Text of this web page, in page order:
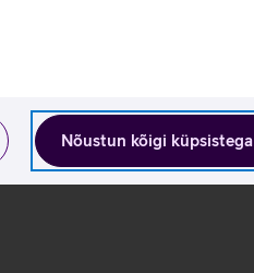
Nõustun kõigi küpsistega